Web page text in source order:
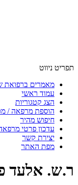
תפריט ניווט
מאמרים ברפואת
עמוד ראשי
הצג קטגוריות
הוספת מרפאה /
חיפוש מהיר
עדכון פרטי
יצירת קשר
מפת האתר
ר.ש. אלעד